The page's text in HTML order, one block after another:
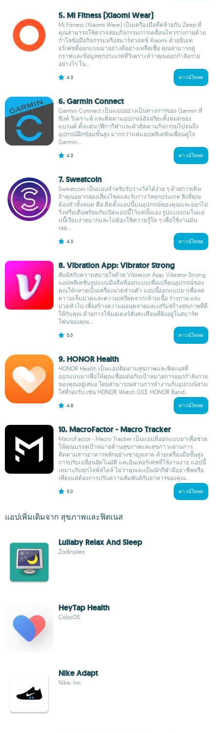
5. Mi Fitness (Xiaomi Wear)
Mi Fitness (Xiaomi Wear) เป็นเครื่องมือที่คล้ายกับ Zeep ที่
คุณสามารถใช้ตรวจสอบกิจกรรมการเคลื่อนไหวร่างกายด้วย
กำไลข้อมือกิจกรรมหรือสมาร์ทวอทช์ Xiaomi ด้วยอินเท
อร์เฟซที่ออกแบบมาอย่างดีอย่างเหลือเชื่อ คุณสามารถดู
กราฟและข้อมูลทุกประเภทที่วิเคราะห์ว่าคุณออกกำลังกาย
อย่างไร ใน...
4.3 ดาวน์โหลด
6. Garmin Connect
Garmin Connect เป็นแอปอย่างเป็นทางการของ Garmin ที่
ซิงค์ วิเคราะห์ และติดตามอุปกรณ์อัจฉริยะทั้งหมดของ
แบรนด์ ตั้งแต่นาฬิกากีฬาและตัวติดตามกิจกรรมไปจนถึง
อุปกรณ์ฝึกซ้อมขั้นสูง มากกว่าแค่แอปพลิเคชันเพื่อนคู่ใจ
Garmin...
4.3 ดาวน์โหลด
7. Sweatcoin
Sweatcoin เป็นแอปสำหรับรับรางวัลได้ง่าย ๆ ด้วยการเดิน
ถ้าคุณอยากลองเสี่ยงโชคและรับรางวัลทุกประเภท สิ่งที่คุณ
ต้องทำทั้งหมด คือ ติดตั้งแอปนี้บนอุปกรณ์ของคุณและออกไป
วิ่งหรือเดินพร้อมกับเปิดแอปนี้ไว้แค่นั้นเอง รูปแบบเกมในแอ
ปนี้เรียบง่ายมากและไม่ต้องใช้ความรู้ใด ๆ เพื่อใช้งานมัน
เลย...
4.3 ดาวน์โหลด
8. Vibration App: Vibrator Strong
สัมผัสกับความสบายใจด้วย Vibration App: Vibrator Strong
แอปพลิเคชันรูปแบบมือถือที่ออกแบบเพื่อเปลี่ยนอุปกรณ์ของ
คุณให้กลายเป็นเครื่องนวดส่วนตัว แอปนี้ออกแบบมาเพื่อลด
ความเจ็บปวดและความเครียดจากกล้ามเนื้อ ร่างกาย และ
ปวดทั่วไป เพื่อสร้างความผ่อนคลายและเสริมสร้างสุขภาพที่ดี
ให้กับคุณ ด้วยการใช้มอเตอร์สั่นสะเทือนที่ฝังอยู่ในสมาร์ท
โฟนของคุณ...
5.0 ดาวน์โหลด
9. HONOR Health
HONOR Health เป็นแอปติดตามสุขภาพและฟิตเนสที่
ออกแบบมาเพื่อให้คุณเชื่อมต่อกับเป้าหมายการออกกำลังกาย
ของคุณอยู่เสมอ โดยสามารถผสานการทำงานกับอุปกรณ์สวม
ใส่ที่รองรับ เช่น HONOR Watch GS3, HONOR Band...
4.8 ดาวน์โหลด
10. MacroFactor - Macro Tracker
MacroFactor - Macro Tracker เป็นแอปที่ออกแบบมาเพื่อช่วย
ให้คุณบรรลุเป้าหมายด้านสุขภาพและสุขภาวะผ่านการ
ติดตามสารอาหารหลักอย่างชาญฉลาด ด้วยเครื่องมือขั้นสูง
การปรับเปลี่ยนอัตโนมัติ และอินเทอร์เฟซที่ใช้งานง่าย แอปนี้
เหมาะกับทุกไลฟ์สไตล์ ไม่ว่าคุณจะเป็นนักกีฬามืออาชีพหรือ
เพียงแค่ต้องการปรับความสัมพันธ์กับอาหารของคุณ...
5.0 ดาวน์โหลด
แอปเพิ่มเติมจาก สุขภาพและฟิตเนส
Lullaby Relax And Sleep
Zodinplex
HeyTap Health
ColorOS
Nike Adapt
Nike, Inc.